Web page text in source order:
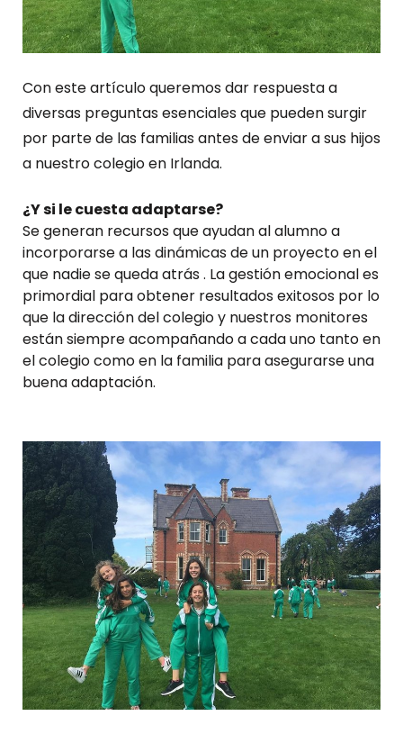
Con este artículo queremos dar respuesta a
diversas preguntas esenciales que pueden surgir
por parte de las familias antes de enviar a sus hijos
a nuestro colegio en Irlanda.
¿Y si le cuesta adaptarse?
Se generan recursos que ayudan al alumno a
incorporarse a las dinámicas de un proyecto en el
que nadie se queda atrás . La gestión emocional es
primordial para obtener resultados exitosos por lo
que la dirección del colegio y nuestros monitores
están siempre acompañando a cada uno tanto en
el colegio como en la familia para asegurarse una
buena adaptación.